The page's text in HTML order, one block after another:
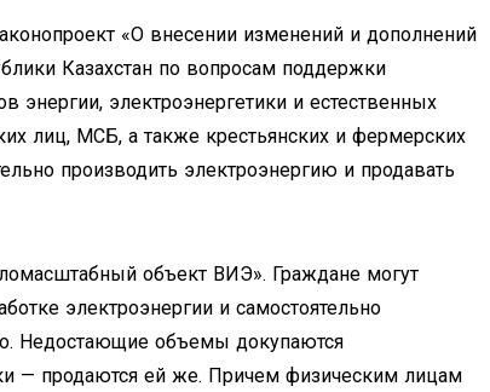
«О внесении изменений и дополнений
Казахстан по вопросам поддержки
энергии, электроэнергетики и естественных
лиц, МСБ, а также крестьянских и фермерских
производить электроэнергию и продавать
объект ВИЭ». Граждане могут
электроэнергии и самостоятельно
Недостающие объемы докупаются
— продаются ей же. Причем физическим лицам